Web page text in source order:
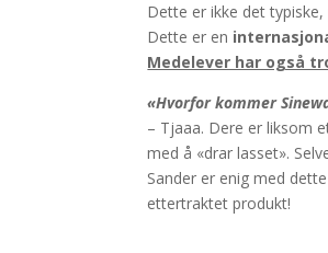
Dette er ikke det
Dette er en
Medelever har også
«Hvorfor kommer
– Tjaaa. Dere er liksom
med å «drar lasset».
Sander er enig med
ettertraktet produkt!